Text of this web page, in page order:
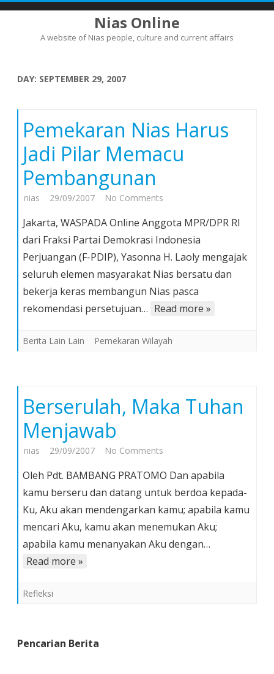
Nias Online
A website of Nias people, culture and current affairs
DAY: SEPTEMBER 29, 2007
Pemekaran Nias Harus
Jadi Pilar Memacu
Pembangunan
nias 29/09/2007 No Comments
Nias
Harus
Jadi
Pilar
Memacu
Pembangunan
Jakarta, WASPADA Online Anggota MPR/DPR RI
dari Fraksi Partai Demokrasi Indonesia
Perjuangan (F-PDIP), Yasonna H. Laoly mengajak
seluruh elemen masyarakat Nias bersatu dan
bekerja keras membangun Nias pasca
rekomendasi persetujuan… Read more »
Berita Lain Lain Pemekaran Wilayah
Berserulah, Maka Tuhan
Menjawab
nias 29/09/2007 No Comments
Maka
Tuhan
Menjawab
Oleh Pdt. BAMBANG PRATOMO Dan apabila
kamu berseru dan datang untuk berdoa kepada-
Ku, Aku akan mendengarkan kamu; apabila kamu
mencari Aku, kamu akan menemukan Aku;
apabila kamu menanyakan Aku dengan…
Read more »
Refleksi
Pencarian Berita